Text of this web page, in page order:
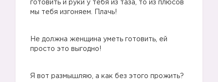
готовить и руки у тебя из таза, то из плюсов
мы тебя изгоняем. Плачь!
Не должна женщина уметь готовить, ей
просто это выгодно!
Я вот размышляю, а как без этого прожить?